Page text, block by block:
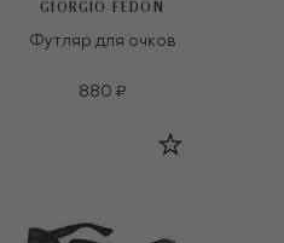
GIORGIO FEDON
Футляр для очков
880 ₽